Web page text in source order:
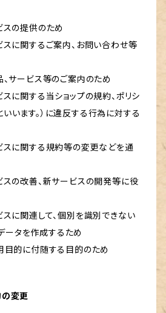
スの提供のため
スに関するご案内、お問い合わせ等
、サービス等のご案内のため
スに関する当ショップの規約、ポリシ
いいます。）に違反する行為に対する
ビスに関する規約等の変更などを通
スの改善、新サービスの開発等に役
スに関連して、個別を識別できない
ータを作成するため
目的に付随する目的のため
変更